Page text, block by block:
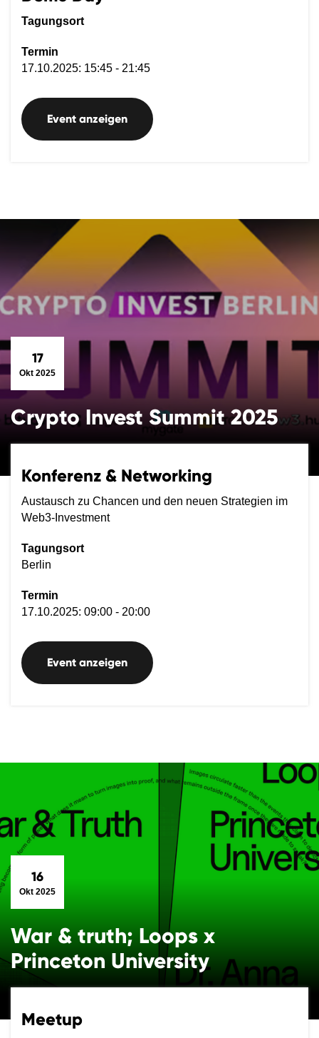
Tagungsort
Termin
17.10.2025: 15:45 - 21:45
Event anzeigen
17
Okt 2025
Crypto Invest Summit 2025
Konferenz & Networking
Austausch zu Chancen und den neuen Strategien im
Web3-Investment
Tagungsort
Berlin
Termin
17.10.2025: 09:00 - 20:00
Event anzeigen
16
Okt 2025
War & truth; Loops x
Princeton University
Meetup